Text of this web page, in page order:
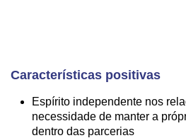
Características positivas
Espírito independente nos
necessidade de manter a
dentro das parcerias